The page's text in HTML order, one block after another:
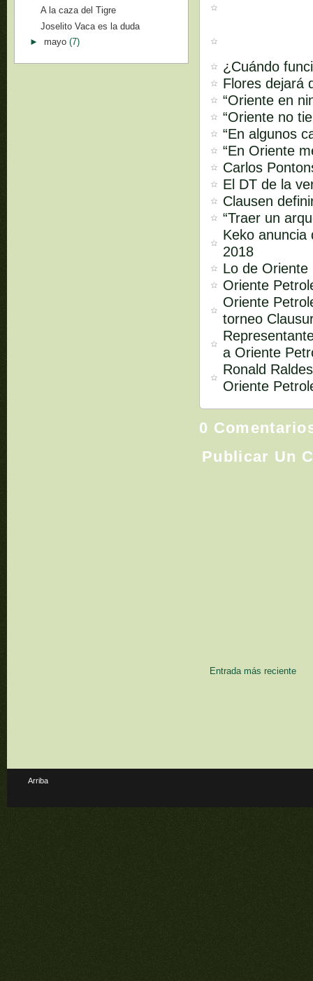
¿Cuándo
Flores dejará
“Oriente en
“Oriente no
“En algunos
“En Oriente
Carlos
El DT de la
Clausen
“Traer un
Keko anuncia
2018
Lo de
Oriente
Oriente
torneo
a Oriente
Ronald
Oriente
0
Publicar Un
Entrada más reciente
A la caza del Tigre
Joselito Vaca es la duda
► mayo (7)
Arriba